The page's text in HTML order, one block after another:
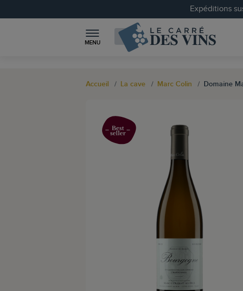
Expéditions
MENU
Accueil La cave Marc Colin Domaine